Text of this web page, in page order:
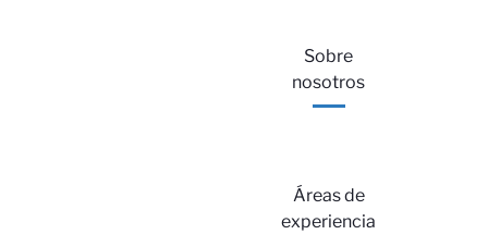
Sobre
nosotros
Áreas de
experiencia